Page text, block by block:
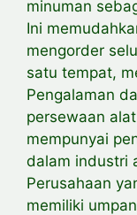
minuman
Ini
mengorder
satu tempat,
Pengalaman
persewaan
mempunyai
dalam industri
Perusahaan
memiliki